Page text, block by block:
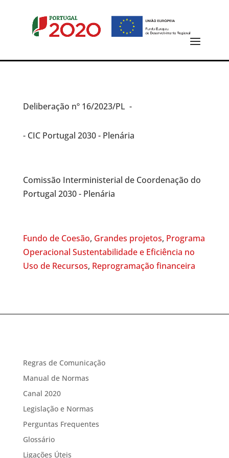
Deliberação nº 16/2023/PL -
- CIC Portugal 2030 - Plenária
Comissão Interministerial de Coordenação do
Portugal 2030 - Plenária
Fundo de Coesão, Grandes projetos, Programa
Operacional Sustentabilidade e Eficiência no
Uso de Recursos, Reprogramação financeira
Regras de Comunicação
Manual de Normas
Canal 2020
Legislação e Normas
Perguntas Frequentes
Glossário
Ligações Úteis